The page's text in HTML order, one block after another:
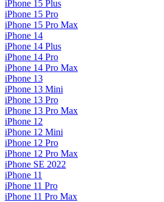
iPhone 15 Plus
iPhone 15 Pro
iPhone 15 Pro Max
iPhone 14
iPhone 14 Plus
iPhone 14 Pro
iPhone 14 Pro Max
iPhone 13
iPhone 13 Mini
iPhone 13 Pro
iPhone 13 Pro Max
iPhone 12
iPhone 12 Mini
iPhone 12 Pro
iPhone 12 Pro Max
iPhone SE 2022
iPhone 11
iPhone 11 Pro
iPhone 11 Pro Max